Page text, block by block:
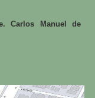
Carlos Manuel de